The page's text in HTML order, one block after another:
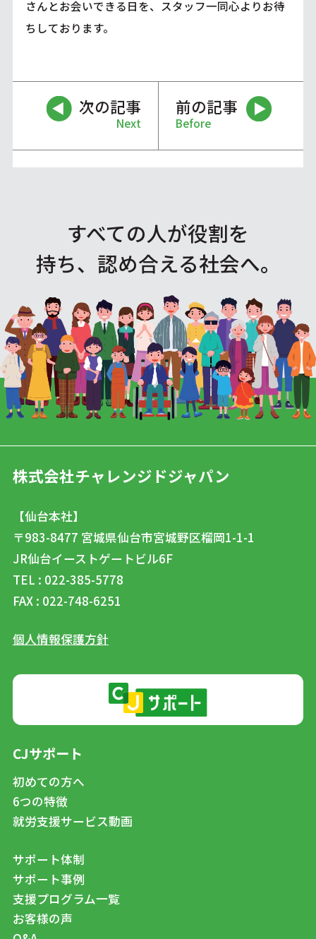
さんとお会いできる日を、スタッフ一同心よりお待
ちしております。
次の記事
Next
前の記事
Before
すべての人が役割を
持ち、認め合える社会へ。
株式会社チャレンジドジャパン
【仙台本社】
〒983-8477 宮城県仙台市宮城野区榴岡1-1-1
JR仙台イーストゲートビル6F
TEL : 022-385-5778
FAX : 022-748-6251
個人情報保護方針
CJサポート
初めての方へ
6つの特徴
就労支援サービス動画
サポート体制
サポート事例
支援プログラム一覧
お客様の声